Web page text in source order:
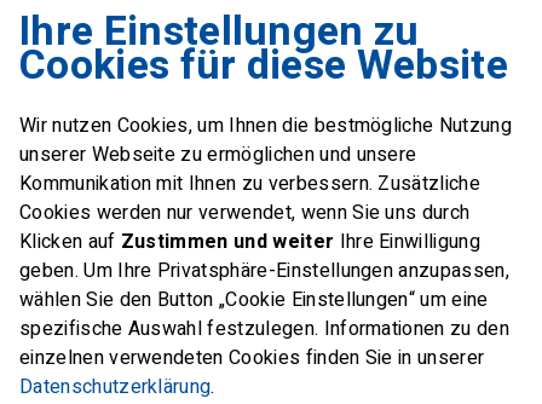
Swiss Sailing Team
Industriestrasse 51
E-Mail office@swiss-sailing-
team.ch
FOLLOW US ON
Twitter FacebookInstagram
Ihre Einstellungen zu
Cookies für diese Website
Wir nutzen Cookies, um Ihnen die bestmögliche Nutzung
unserer Webseite zu ermöglichen und unsere
Kommunikation mit Ihnen zu verbessern. Zusätzliche
Cookies werden nur verwendet, wenn Sie uns durch
Klicken auf Zustimmen und weiter Ihre Einwilligung
geben. Um Ihre Privatsphäre-Einstellungen anzupassen,
wählen Sie den Button „Cookie Einstellungen“ um eine
spezifische Auswahl festzulegen. Informationen zu den
einzelnen verwendeten Cookies finden Sie in unserer
Datenschutzerklärung.